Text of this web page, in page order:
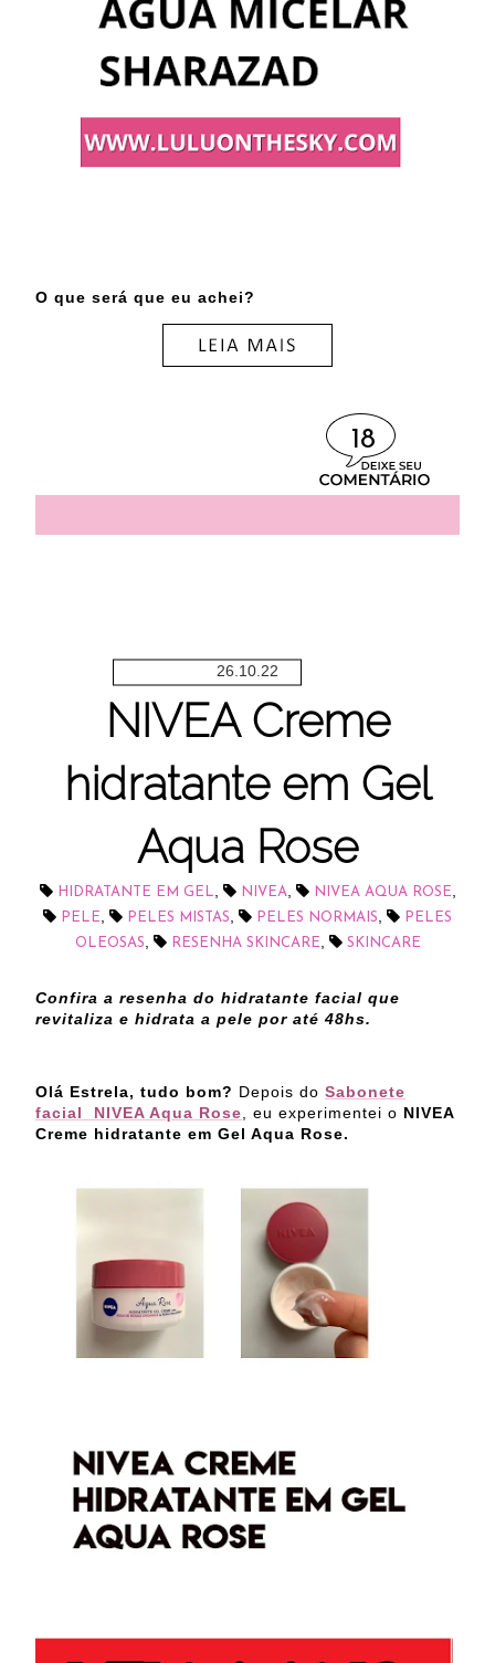
O que será que eu achei?
18
26.10.22
NIVEA Creme
hidratante em Gel
Aqua Rose
HIDRATANTE EM GEL NIVEA NIVEA AQUA ROSE
PELE PELES MISTAS PELES NORMAIS
PELES
OLEOSAS
RESENHA SKINCARE SKINCARE
Confira a resenha do hidratante facial que
revitaliza e hidrata a pele por até 48hs.
Olá Estrela, tudo bom? Depois do Sabonete
facial NIVEA Aqua Rose , eu experimentei o NIVEA
Creme hidratante em Gel Aqua Rose.